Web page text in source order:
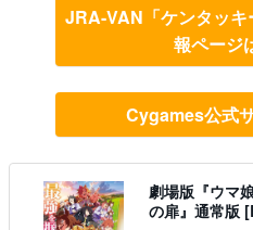
JRA-VAN「ケンタッ
報ページ
Cygames公式
劇場版『ウマ
の扉』通常版